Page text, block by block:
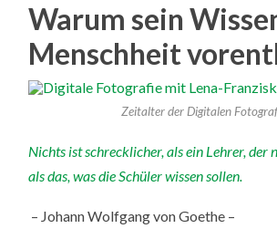
Warum sein
Menschheit
Zeitalter der Digitalen
Nichts ist schrecklicher, als ein Lehrer, der
als das, was die Schüler wissen sollen.
– Johann Wolfgang von Goethe –